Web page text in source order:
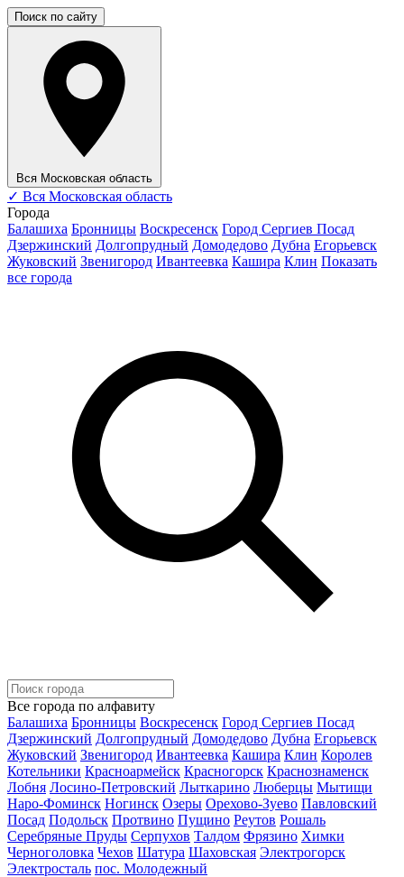
Поиск по сайту
Вся Московская область
✓ Вся Московская область
Города
Балашиха Бронницы Воскресенск Город Сергиев Посад
Дзержинский Долгопрудный Домодедово Дубна Егорьевск
Жуковский Звенигород Ивантеевка Кашира Клин Показать
все города
Все города по алфавиту
Балашиха Бронницы Воскресенск Город Сергиев Посад
Дзержинский Долгопрудный Домодедово Дубна Егорьевск
Жуковский Звенигород Ивантеевка Кашира Клин Королев
Котельники Красноармейск Красногорск Краснознаменск
Лобня Лосино-Петровский Лыткарино Люберцы Мытищи
Наро-Фоминск Ногинск Озеры Орехово-Зуево Павловский
Посад Подольск Протвино Пущино Реутов Рошаль
Серебряные Пруды Серпухов Талдом Фрязино Химки
Черноголовка Чехов Шатура Шаховская Электрогорск
Электросталь пос. Молодежный